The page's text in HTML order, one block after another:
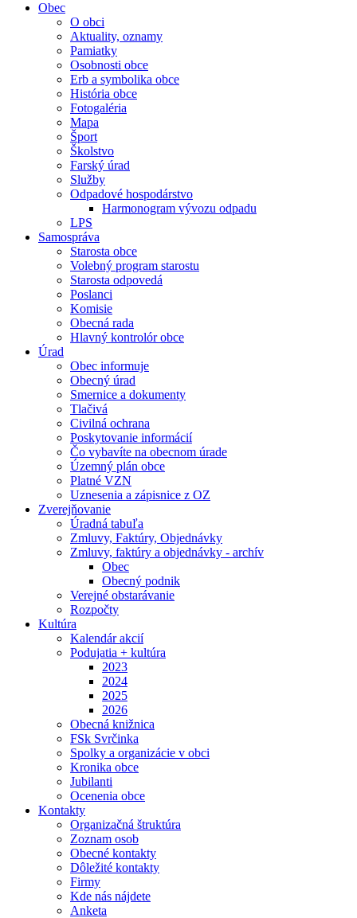
Obec
O obci
Aktuality, oznamy
Pamiatky
Osobnosti obce
Erb a symbolika obce
História obce
Fotogaléria
Mapa
Šport
Školstvo
Farský úrad
Služby
Odpadové hospodárstvo
Harmonogram vývozu odpadu
LPS
Samospráva
Starosta obce
Volebný program starostu
Starosta odpovedá
Poslanci
Komisie
Obecná rada
Hlavný kontrolór obce
Úrad
Obec informuje
Obecný úrad
Smernice a dokumenty
Tlačivá
Civilná ochrana
Poskytovanie informácií
Čo vybavíte na obecnom úrade
Územný plán obce
Platné VZN
Uznesenia a zápisnice z OZ
Zverejňovanie
Úradná tabuľa
Zmluvy, Faktúry, Objednávky
Zmluvy, faktúry a objednávky - archív
Obec
Obecný podnik
Verejné obstarávanie
Rozpočty
Kultúra
Kalendár akcií
Podujatia + kultúra
2023
2024
2025
2026
Obecná knižnica
FSk Svrčinka
Spolky a organizácie v obci
Kronika obce
Jubilanti
Ocenenia obce
Kontakty
Organizačná štruktúra
Zoznam osob
Obecné kontakty
Dôležité kontakty
Firmy
Kde nás nájdete
Anketa